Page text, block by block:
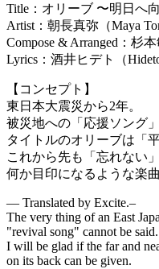
Title：オリーブ 〜明日へ
Artist：朝長真弥（Maya
Compose & Arranged：杉本
Lyrics：酒井ヒデト（Hideto
【コンセプト】
東日本大震災から2年。
被災地への「応援ソング
タイトルのオリーブは「
これから先も「忘れない
何か目印になるような楽
— Translated by Excite.–
The very thing of an East
"revival song" cannot be said.
I will be glad if the far and
on its back can be given.